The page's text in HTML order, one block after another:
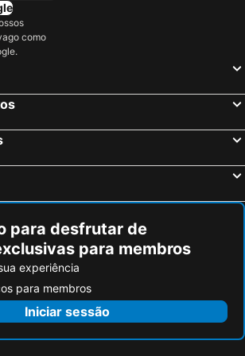
Hotéis em Salgótarján
Hotéis em Szentgotthárd
como
para desfrutar de
para membros
experiência
para membros
Iniciar sessão